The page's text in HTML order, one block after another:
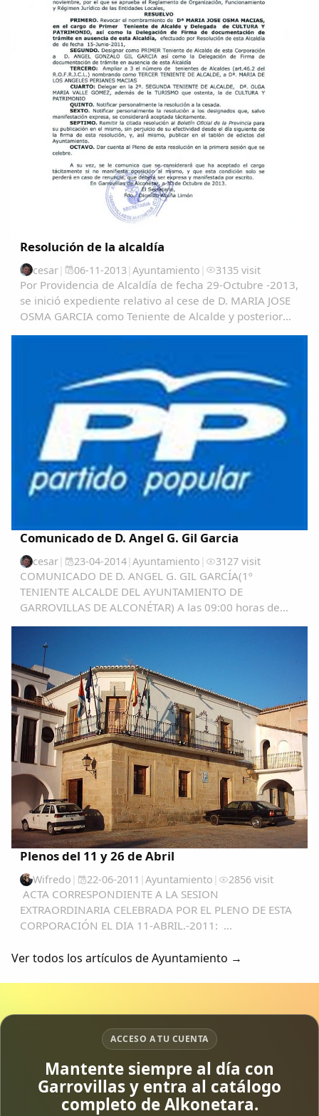
Resolución de la alcaldía
cesar| 06-11-2013| Ayuntamiento | 3135 visit
Por Providencia de Alcaldía de fecha 29-Octubre -2013,
se inició expediente relativo al cese de D. MARIA JOSE
OSMA GARCIA como Teniente de Alcalde y posterior
Comunicado de D. Angel G. Gil Garcia
cesar| 23-04-2014| Ayuntamiento | 3127 visit
COMUNICADO DE D. ANGEL G. GIL GARCÍA(1º
TENIENTE ALCALDE DEL AYUNTAMIENTO DE
GARROVILLAS DE ALCONÉTAR) A las 09:00 horas de
hoy 23 de abril 2.014, acabo de conocer el comunicado
a las redes sociales, (yo no estoy “enganchado” a ellas),
que hace...
Plenos del 11 y 26 de Abril
Wifredo | 22-06-2011 | Ayuntamiento | 2856 visit
ACTA CORRESPONDIENTE A LA SESION
EXTRAORDINARIA CELEBRADA POR EL PLENO DE ESTA
CORPORACIÓN EL DIA 11-ABRIL.-2011: ...
Ver todos los artículos de Ayuntamiento →
ACCESO A TU CUENTA
Mantente siempre al día con
Garrovillas y entra al catálogo
completo de Alkonetara.